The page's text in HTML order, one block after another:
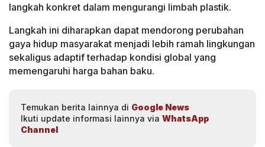
langkah konkret dalam mengurangi limbah plastik.
Langkah ini diharapkan dapat mendorong perubahan
gaya hidup masyarakat menjadi lebih ramah lingkungan
sekaligus adaptif terhadap kondisi global yang
memengaruhi harga bahan baku.
Temukan berita lainnya di Google News
Ikuti update informasi lainnya via WhatsApp
Channel